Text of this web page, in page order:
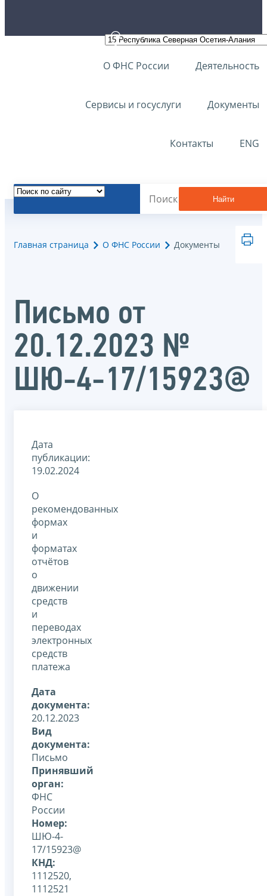
О ФНС России Деятельность
Сервисы и госуслуги Документы
Контакты ENG
Найти
Главная страница О ФНС России Документы
Письмо от
20.12.2023 №
ШЮ-4-17/15923@
Дата
публикации:
19.02.2024
О
рекомендованных
формах
и
форматах
отчётов
о
движении
средств
и
переводах
электронных
средств
платежа
Дата
документа:
20.12.2023
Вид
документа:
Письмо
Принявший
орган:
ФНС
России
Номер:
ШЮ-4-
17/15923@
КНД:
1112520,
1112521